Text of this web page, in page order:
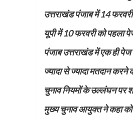
उत्तराखंड पंजाब में 14 फरवरी
यूपी में 10 फरवरी को पहला
पंजाब उत्तराखंड में एक ही पेज
ज्यादा से ज्यादा मतदान करने
चुनाव नियमों के उल्लंघन पर
मुख्य चुनाव आयुक्त ने कहा